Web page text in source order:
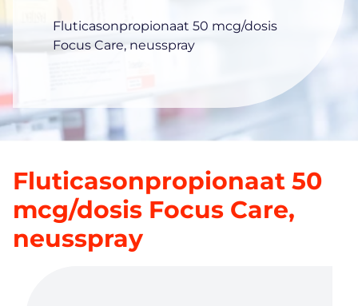
Fluticasonpropionaat 50 mcg/dosis
Focus Care, neusspray
Fluticasonpropionaat 50
mcg/dosis Focus Care,
neusspray